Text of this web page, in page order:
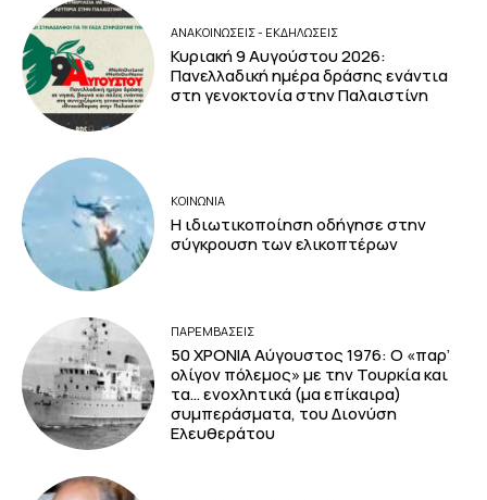
ΑΝΑΚΟΙΝΩΣΕΙΣ - ΕΚΔΗΛΩΣΕΙΣ
Κυριακή 9 Αυγούστου 2026:
Πανελλαδική ημέρα δράσης ενάντια
στη γενοκτονία στην Παλαιστίνη
ΚΟΙΝΩΝΙΑ
Η ιδιωτικοποίηση οδήγησε στην
σύγκρουση των ελικοπτέρων
ΠΑΡΕΜΒΑΣΕΙΣ
50 ΧΡΟΝΙΑ Αύγουστος 1976: Ο «παρ’
ολίγον πόλεμος» με την Τουρκία και
τα… ενοχλητικά (μα επίκαιρα)
συμπεράσματα, του Διονύση
Ελευθεράτου